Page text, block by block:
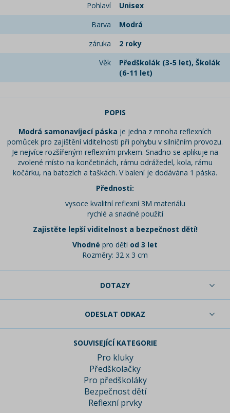
Pohlaví
Unisex
Barva
Modrá
záruka
2 roky
Věk
Předškolák (3-5 let), Školák
(6-11 let)
POPIS
Modrá samonavíjecí páska je jedna z mnoha reflexních
pomůcek pro zajištění viditelnosti při pohybu v silničním provozu.
Je nejvíce rozšířeným reflexním prvkem. Snadno se aplikuje na
zvolené místo na končetinách, rámu odrážedel, kola, rámu
kočárku, na batozích a taškách. V balení je dodávána 1 páska.
Přednosti:
vysoce kvalitní reflexní 3M materiálu
rychlé a snadné použití
Zajistěte lepší viditelnost a bezpečnost dětí!
Vhodné pro děti od 3 let
Rozměry: 32 x 3 cm
DOTAZY
ODESLAT ODKAZ
SOUVISEJÍCÍ KATEGORIE
Pro kluky
Předškolačky
Pro předškoláky
Bezpečnost dětí
Reflexní prvky